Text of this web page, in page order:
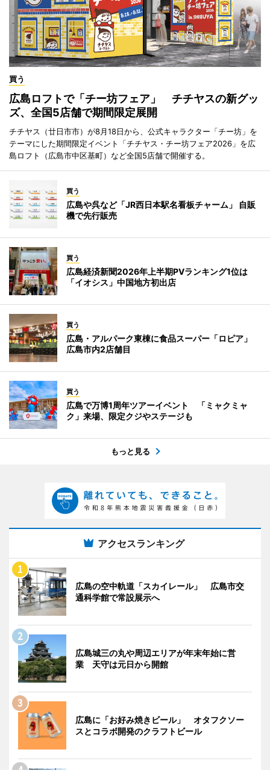
買う
広島ロフトで「チー坊フェア」 チチヤスの新グッ
ズ、全国5店舗で期間限定展開
チチヤス（廿日市市）が8月18日から、公式キャラクター「チー坊」を
テーマにした期間限定イベント「チチヤス・チー坊フェア2026」を広
島ロフト（広島市中区基町）など全国5店舗で開催する。
買う
広島や呉など「JR西日本駅名看板チャーム」 自販
機で先行販売
買う
広島経済新聞2026年上半期PVランキング1位は
「イオシス」中国地方初出店
買う
広島・アルパーク東棟に食品スーパー「ロピア」
広島市内2店舗目
買う
広島で万博1周年ツアーイベント 「ミャクミャ
ク」来場、限定クジやステージも
もっと見る
アクセスランキング
広島の空中軌道「スカイレール」 広島市交
通科学館で常設展示へ
広島城三の丸や周辺エリアが年末年始に営
業 天守は元日から開館
広島に「お好み焼きビール」 オタフクソー
スとコラボ開発のクラフトビール